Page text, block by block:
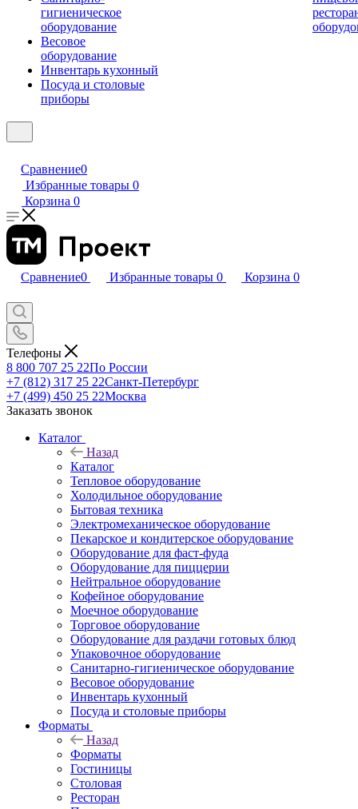
гигиеническое
оборудование
Весовое
оборудование
Инвентарь кухонный
Посуда и столовые
приборы
Сравнение0
Избранные товары 0
Корзина 0
Сравнение0 Избранные товары 0 Корзина 0
Телефоны
8 800 707 25 22По России
+7 (812) 317 25 22Санкт-Петербург
+7 (499) 450 25 22Москва
Заказать звонок
Каталог
Назад
Каталог
Тепловое оборудование
Холодильное оборудование
Бытовая техника
Электромеханическое оборудование
Пекарское и кондитерское оборудование
Оборудование для фаст-фуда
Оборудование для пиццерии
Нейтральное оборудование
Кофейное оборудование
Моечное оборудование
Торговое оборудование
Оборудование для раздачи готовых блюд
Упаковочное оборудование
Санитарно-гигиеническое оборудование
Весовое оборудование
Инвентарь кухонный
Посуда и столовые приборы
Форматы
Назад
Форматы
Гостиницы
Столовая
Ресторан